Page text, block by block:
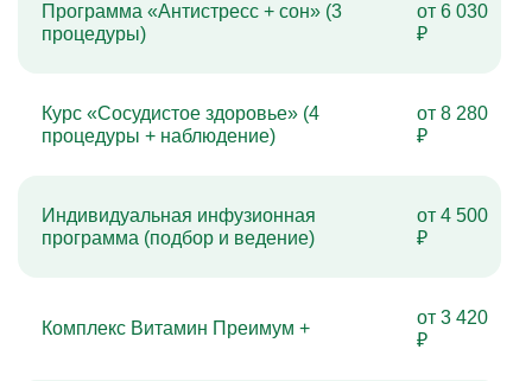
Программа «Антистресс + сон» (3
процедуры)
от 6 030
₽
Курс «Сосудистое здоровье» (4
процедуры + наблюдение)
от 8 280
₽
Индивидуальная инфузионная
программа (подбор и ведение)
от 4 500
₽
Комплекс Витамин Преимум +
от 3 420
₽